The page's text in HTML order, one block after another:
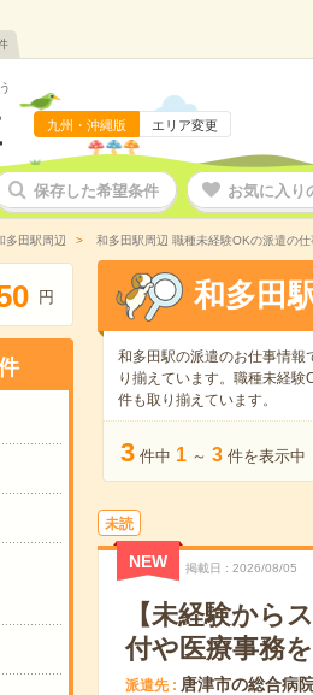
九州・沖縄版 エリア変更
保存した希望条件 お気に入り
多田駅周辺 和多田駅周辺 職種未経験OKの派遣の仕
0 円 和多田
和多田駅の派遣のお仕事情報
り揃えています。職種未経験
件も取り揃えています。
3 件中 1 ～ 3 件を表示中
未読
NEW 掲載日 2026/08/05
【未経験から
付や医療事務
派遣先 唐津市の総合病